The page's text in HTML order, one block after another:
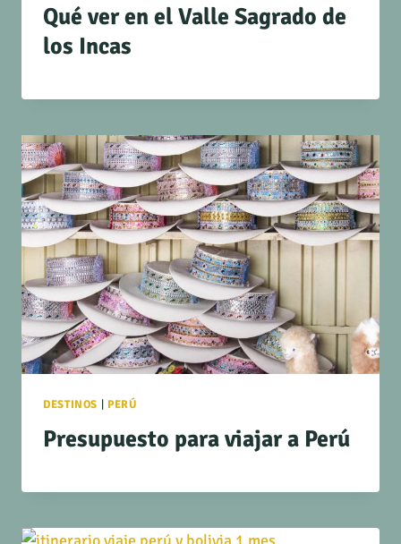
Qué ver en el Valle Sagrado de
los Incas
DESTINOS | PERÚ
Presupuesto para viajar a Perú